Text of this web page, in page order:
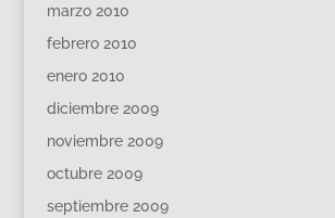
marzo 2010
febrero 2010
enero 2010
diciembre 2009
noviembre 2009
octubre 2009
septiembre 2009